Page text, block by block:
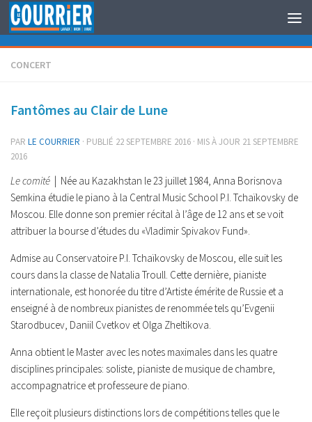
Au dessous du contenu
CONCERT
Fantômes au Clair de Lune
PAR LE COURRIER · PUBLIÉ 22 SEPTEMBRE 2016 · MIS À JOUR 21 SEPTEMBRE
2016
Le comité | Née au Kazakhstan le 23 juillet 1984, Anna Borisnova
Semkina étudie le piano à la Central Music School P.I. Tchaïkovsky de
Moscou. Elle donne son premier récital à l’âge de 12 ans et se voit
attribuer la bourse d’études du «Vladimir Spivakov Fund».
Admise au Conservatoire P.I. Tchaïkovsky de Moscou, elle suit les
cours dans la classe de Natalia Troull. Cette dernière, pianiste
internationale, est honorée du titre d’Artiste émérite de Russie et a
enseigné à de nombreux pianistes de renommée tels qu’Evgenii
Starodbucev, Daniil Cvetkov et Olga Zheltikova.
Anna obtient le Master avec les notes maximales dans les quatre
disciplines principales: soliste, pianiste de musique de chambre,
accompagnatrice et professeure de piano.
Elle reçoit plusieurs distinctions lors de compétitions telles que le